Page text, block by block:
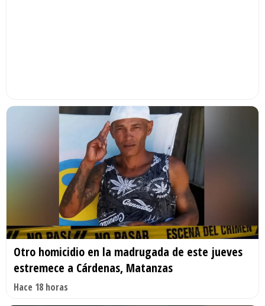
Otro homicidio en la madrugada de este jueves
estremece a Cárdenas, Matanzas
Hace 18 horas